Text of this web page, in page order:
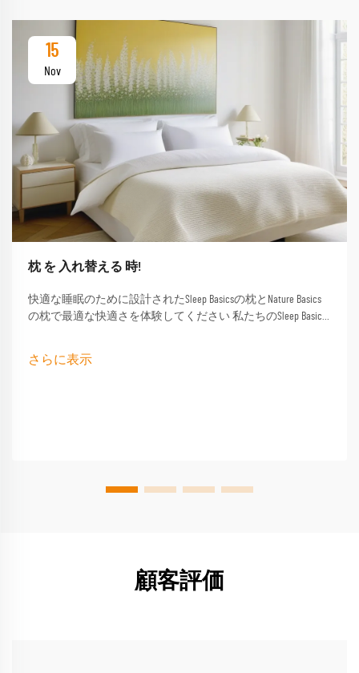
15
Nov
枕 を 入れ替える 時!
快適な睡眠のために設計されたSleep Basicsの枕とNature Basics
の枕で最適な快適さを体験してください 私たちのSleep Basics
眠者向けに調整されたサポートを提供します
さらに表示
顧客評価